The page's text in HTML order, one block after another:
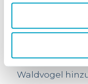
jedoch
geplanten
insbesondere
Abstands zum
hat nichts mit
Waldvogel